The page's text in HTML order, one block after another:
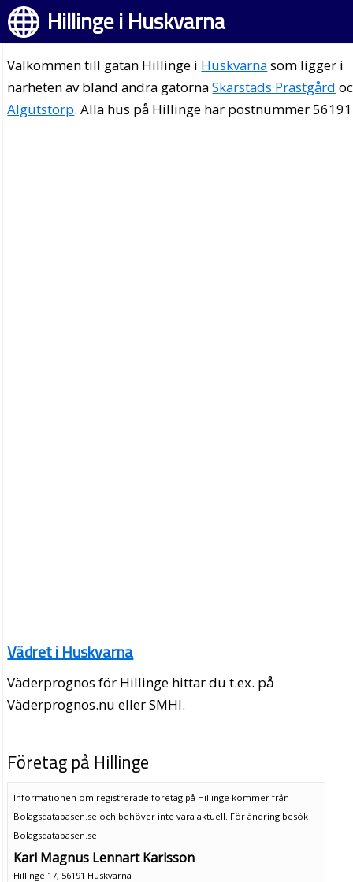
Hillinge i Huskvarna
Välkommen till gatan Hillinge i Huskvarnasom ligger i
närheten av bland andra gatornaSkärstads Prästgård
Algutstorp. Alla hus på Hillinge har postnummer
Vädret i Huskvarna
Väderprognos för Hillinge hittar du t.ex. på
Väderprognos.nu eller SMHI.
Företag på Hillinge
Informationen om registrerade företag på Hillinge kommer från
Bolagsdatabasen.se och behöver inte vara aktuell. För ändring besök
Bolagsdatabasen.se
Karl Magnus Lennart Karlsson
Hillinge 17, 56191 Huskvarna